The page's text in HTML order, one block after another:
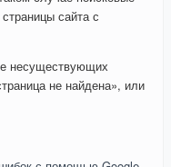
сайта с
несуществующих
не найдена», или